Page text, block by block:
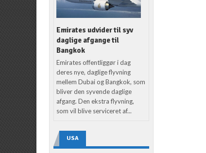
Emirates udvider til syv
daglige afgange til
Bangkok
Emirates offentliggør i dag
deres nye, daglige flyvning
mellem Dubai og Bangkok, som
bliver den syvende daglige
afgang. Den ekstra flyvning,
som vil blive serviceret af...
USA